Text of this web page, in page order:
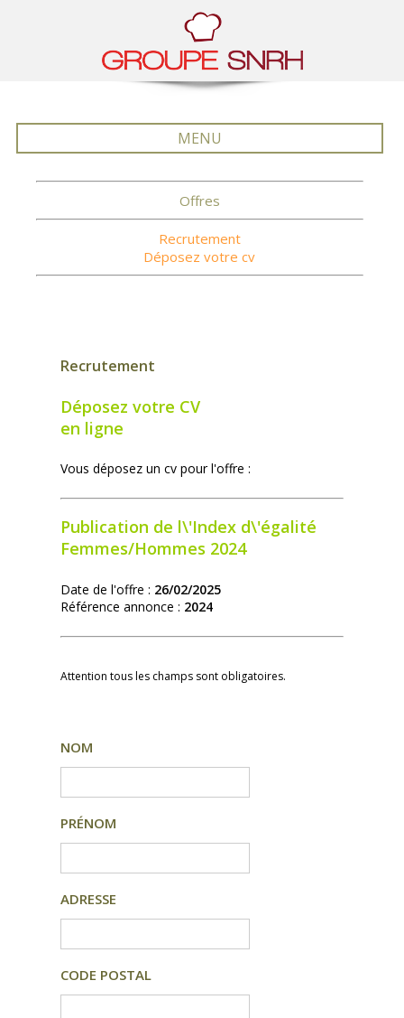
MENU
Offres
Recrutement
Déposez votre cv
Recrutement
Déposez votre CV
en ligne
Vous déposez un cv pour l'offre :
Publication de l\'Index d\'égalité
Femmes/Hommes 2024
Date de l'offre : 26/02/2025
Référence annonce : 2024
Attention tous les champs sont obligatoires.
NOM
PRÉNOM
ADRESSE
CODE POSTAL